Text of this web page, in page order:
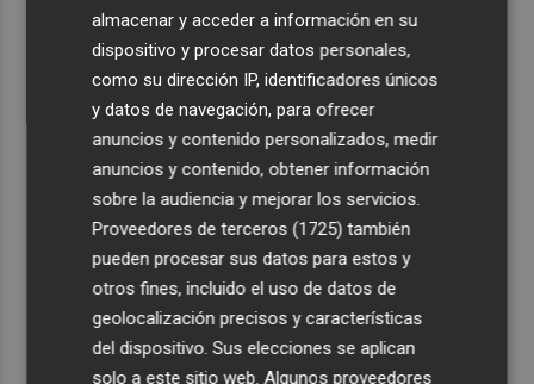
internacionalización de 137 empresas valencianas
afectadas por la Dana
Recibe toda la actualidad de
Plaza Podcast en tu correo
Quiero suscribirme
almacenar y acceder a información en su
dispositivo y procesar datos personales,
como su dirección IP, identificadores únicos
y datos de navegación, para ofrecer
anuncios y contenido personalizados, medir
anuncios y contenido, obtener información
sobre la audiencia y mejorar los servicios.
Proveedores de terceros (1725) también
pueden procesar sus datos para estos y
otros fines, incluido el uso de datos de
geolocalización precisos y características
del dispositivo. Sus elecciones se aplican
solo a este sitio web. Algunos proveedores